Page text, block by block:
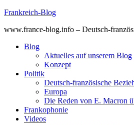
Skip
content
Frankreich-Blog
www.france-blog.info – Deutsch-
Blog
Aktuelles auf unserem Blog
Konzept
Politik
Deutsch-französische
Europa
Die Reden von E. Macron
Frankophonie
Videos